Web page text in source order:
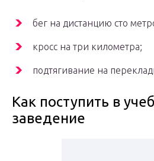
бег на дистанцию сто
кросс на три километра;
подтягивание на
Как поступить в
заведение